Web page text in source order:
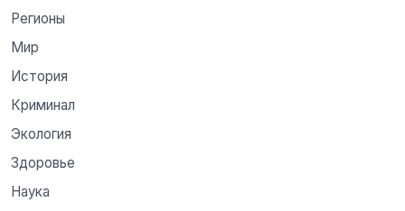
Регионы
Мир
История
Криминал
Экология
Здоровье
Наука